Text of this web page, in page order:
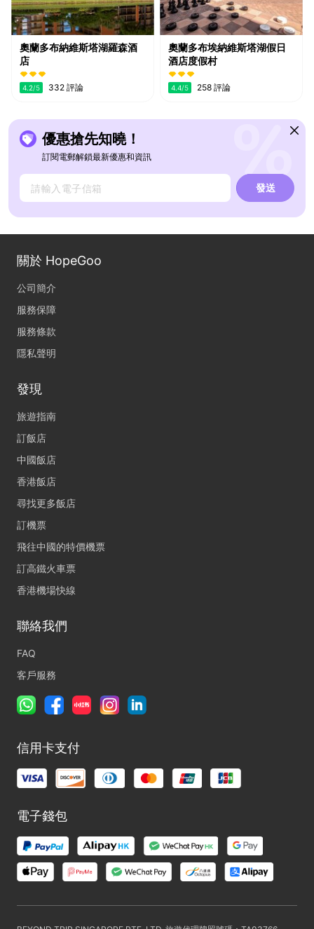
奧蘭多布納維斯塔湖羅森酒
店
4.2/5 332 評論
奧蘭多布埃納維斯塔湖假日
酒店度假村
4.4/5 258 評論
優惠搶先知曉！
訂閱電郵解鎖最新優惠和資訊
發送
關於 HopeGoo
公司簡介
服務保障
服務條款
隱私聲明
發現
旅遊指南
訂飯店
中國飯店
香港飯店
尋找更多飯店
訂機票
飛往中國的特價機票
訂高鐵火車票
香港機場快線
聯絡我們
FAQ
客戶服務
信用卡支付
電子錢包